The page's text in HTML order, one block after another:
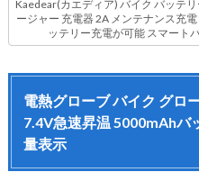
Kaedear(カエディア) バイク バッテ
ージャー 充電器 2A メンテナンス充
ッテリー充電が可能 スマート
電熱グローブ バイク グロ
7.4V急速昇温 5000mAhバ
量表示